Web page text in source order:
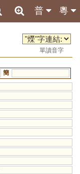
粵
普
單讀音字
簡